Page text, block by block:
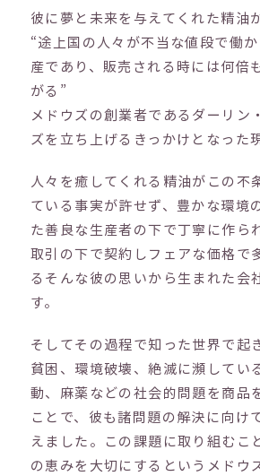
彼に夢と未来を与えてくれた精油が
“途上国の人々が不当な値段で働
産であり、販売される時には何倍
がる”
メドウズの創業者であるダーリン
ズを立ち上げるきっかけとなった
人々を癒してくれる精油がこの不
ている事実が許せず、豊かな環境
た善良な生産者の下で丁寧に作ら
取引の下で契約しフェアな価格で
るそんな彼の思いから生まれた会
す。
そしてその過程で知った世界で起
貧困、環境破壊、絶滅に瀕してい
動、麻薬などの社会的問題を商品
ことで、彼も諸問題の解決に向け
えました。この課題に取り組むこ
の恵みを大切にするというメドウ